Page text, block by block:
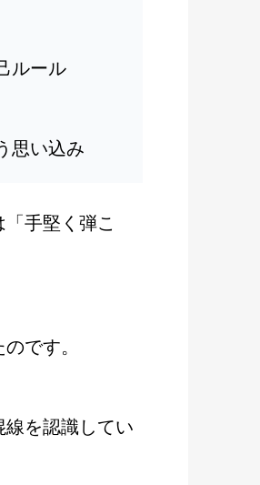
ルール
思い込み
手堅く弾こ
です。
を認識してい